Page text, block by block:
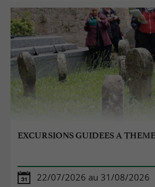
EXCURSIONS GUIDEES A
22/07/2026 au 31/08/2026